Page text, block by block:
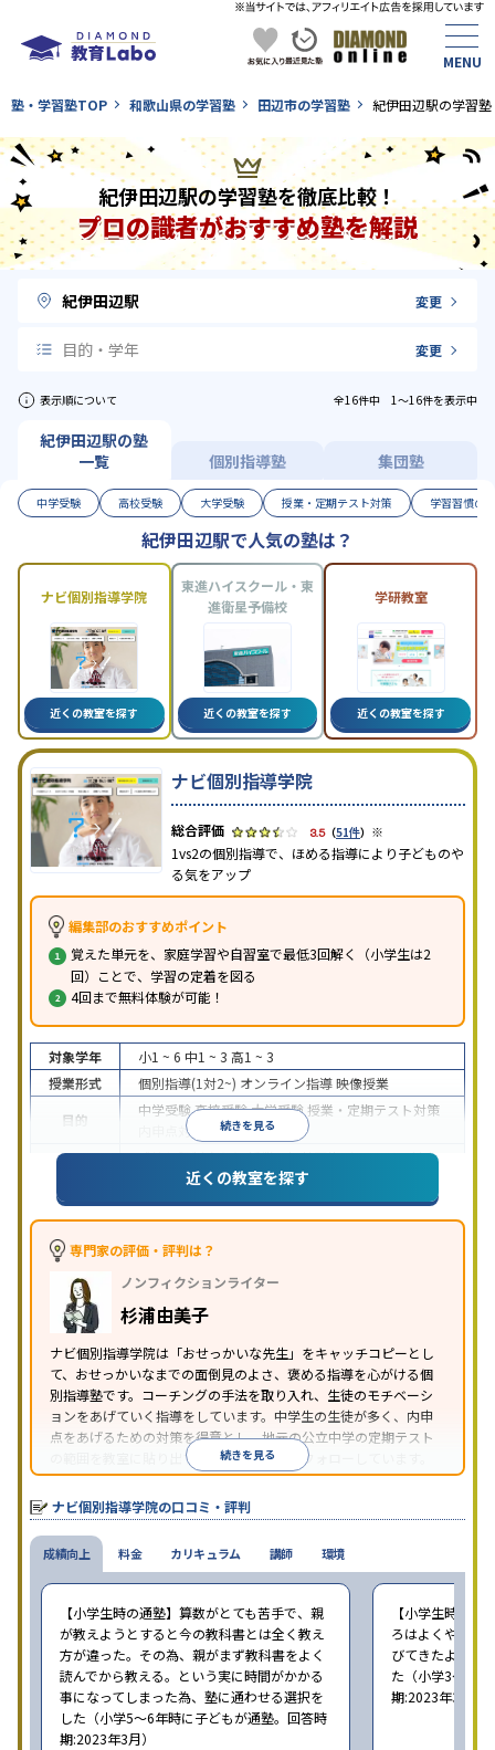
塾・学習塾TOP 和歌山県の学習塾 田辺市の学習塾 紀伊田辺駅の学習塾
紀伊田辺駅の学習塾を徹底比較！
プロの識者がおすすめ塾を解説
紀伊田辺駅 変更
目的・学年 変更
表示順について 全16件中 1〜16件を表示中
紀伊田辺駅の塾
一覧
個別指導塾 集団塾
中学受験 高校受験 大学受験 授業・定期テスト対策 学習習慣の
紀伊田辺駅で人気の塾は？
ナビ個別指導学院
近くの教室を探す
東進ハイスクール・東
進衛星予備校
近くの教室を探す
学研教室
近くの教室を探す
ナビ個別指導学院
3.5（51件） ※
1vs2の個別指導で、ほめる指導により子どものや
る気をアップ
編集部のおすすめポイント
覚えた単元を、家庭学習や自習室で最低3回解く（小学生は2
回）ことで、学習の定着を図る
4回まで無料体験が可能！
続きを見る
対象学年 小1 ~ 6 中1 ~ 3 高1 ~ 3
授業形式
個別指導(1対2~) オンライン指導映像授業
目的
中学受験高校受験大学受験 授業・定期テスト対策
内申点対策
学習習慣の定着
成績保証制度あり授業の振替可能オンライン対応
1科目から受講可能季節講習のみの受講可
※2023年3月調査。小学校高学年の個別指導塾アンケート調査方法を参
近くの教室を探す
専門家の評価・評判は？
ノンフィクションライター
杉浦由美子
ナビ個別指導学院は「おせっかいな先生」をキャッチコピーとし
て、おせっかいなまでの面倒見のよさ、褒める指導を心がける個
別指導塾です。コーチングの手法を取り入れ、生徒のモチベーシ
ョンをあげていく指導をしています。中学生の生徒が多く、内申
点をあげるための対策を得意とし、地元の公立中学の定期テスト
の範囲を教室に貼り出すなど手厚く学習をフォローしています。
オリジナルテキストを使用しており、特に英語は各教科書に合わ
せたテキストを使った「先取り学習」で理解度を深められます。
続きを見る
ナビ個別指導学院の口コミ・評判
成績向上
【小学生時の通塾】算数がとても苦手で、親
が教えようとすると今の教科書とは全く教え
方が違った。その為、親がまず教科書をよく
読んでから教える。という実に時間がかかる
事になってしまった為、塾に通わせる選択を
した（小学5〜6年時に子どもが通塾。回答時
期:2023年3月）
【小学生時の通
ろはよくやり方
びてきたようで
た（小学3〜6年
期:2023年3月）
料金 カリキュラム 講師 環境